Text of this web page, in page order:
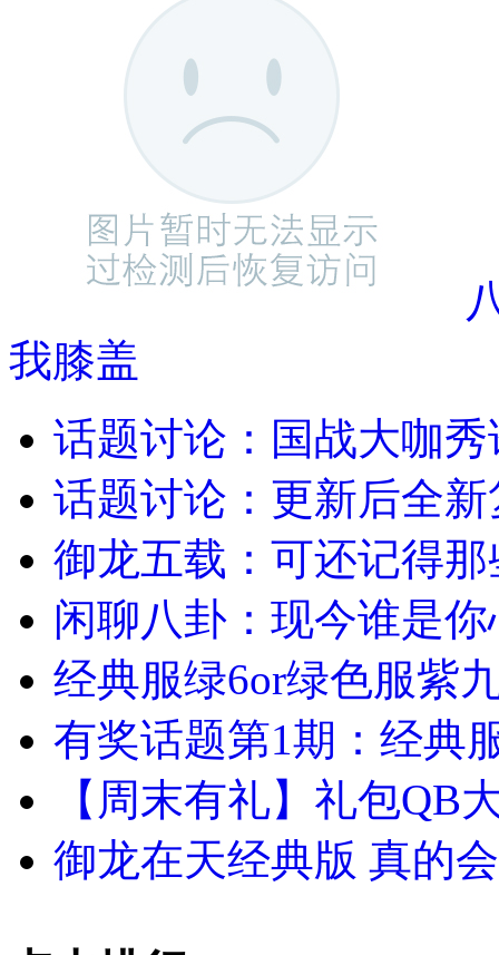
我膝盖
话题讨论：国战大咖
话题讨论：更新后全
御龙五载：可还记得
闲聊八卦：现今谁是
经典服绿6or绿色服紫
有奖话题第1期：经典
【周末有礼】礼包QB
御龙在天经典版 真的